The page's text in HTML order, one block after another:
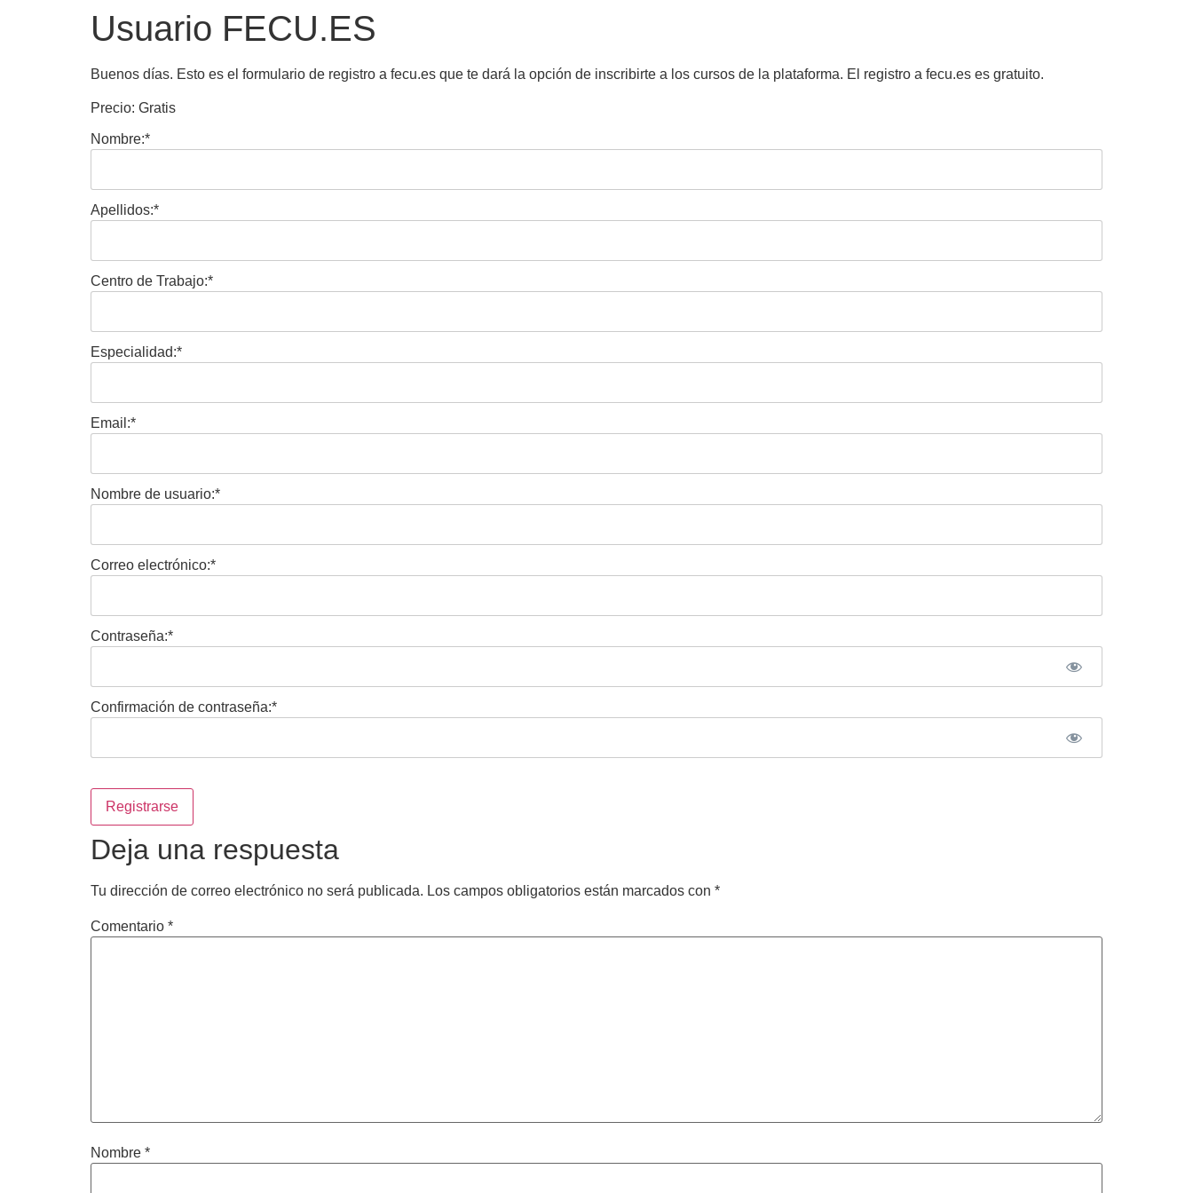
Usuario FECU.ES
Buenos días. Esto es el formulario de registro a fecu.es que te dará la opción de inscribirte a los cursos de la plataforma. El registro a fecu.es es gratuito.
Precio: Gratis
Nombre:*
Apellidos:*
Centro de Trabajo:*
Especialidad:*
Email:*
Nombre de usuario:*
Correo electrónico:*
Contraseña:*
Confirmación de contraseña:*
Sin valor
Deja una respuesta
Tu dirección de correo electrónico no será publicada. Los campos obligatorios están marcados con *
Comentario *
Nombre *